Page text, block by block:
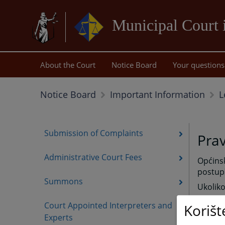
Municipal Court
About the Court Notice Board Your questions
Notice Board Important Information
Submission of Complaints
Administrative Court Fees
Summons
Court Appointed Interpreters and
Experts